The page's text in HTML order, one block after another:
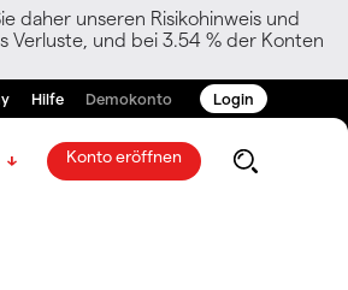
daher unseren Risikohinweis und
Verluste, und bei 3.54 % der Konten
Hilfe Demokonto Login
Konto eröffnen